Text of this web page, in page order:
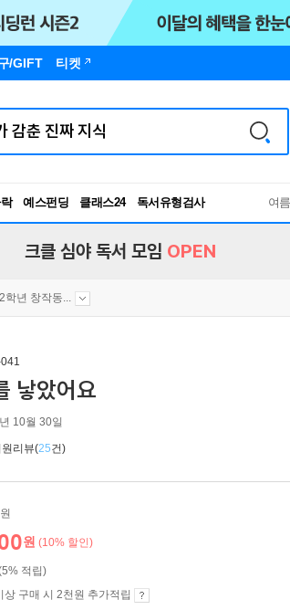
/GIFT 티켓
예스펀딩 클래스24
독서유형검사
RBTI Lab
여
크클 심야 독서 모임 OPEN
학년 창작동...
낳았어요
10월 30일
원리뷰(25건)
원 (10% 할인)
적립)
상 구매 시 2천원 추가적립